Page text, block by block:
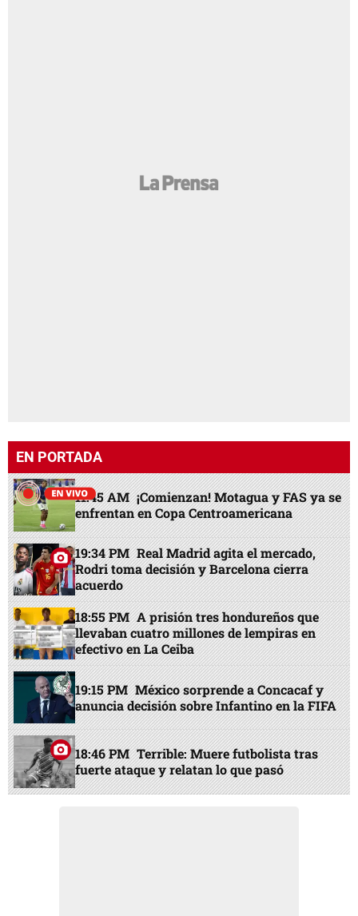
EN PORTADA
11:45 AM ¡Comienzan! Motagua y FAS ya se
enfrentan en Copa Centroamericana
19:34 PM Real Madrid agita el mercado,
Rodri toma decisión y Barcelona cierra
acuerdo
18:55 PM A prisión tres hondureños que
llevaban cuatro millones de lempiras en
efectivo en La Ceiba
19:15 PM México sorprende a Concacaf y
anuncia decisión sobre Infantino en la FIFA
18:46 PM Terrible: Muere futbolista tras
fuerte ataque y relatan lo que pasó